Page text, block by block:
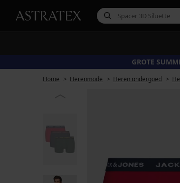
GROTE
Home Herenmode Heren ondergoed